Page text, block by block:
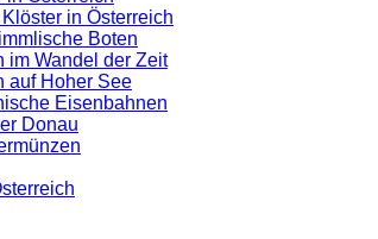
in Österreich
Boten
im Wandel der Zeit
auf Hoher See
Eisenbahnen
Donau